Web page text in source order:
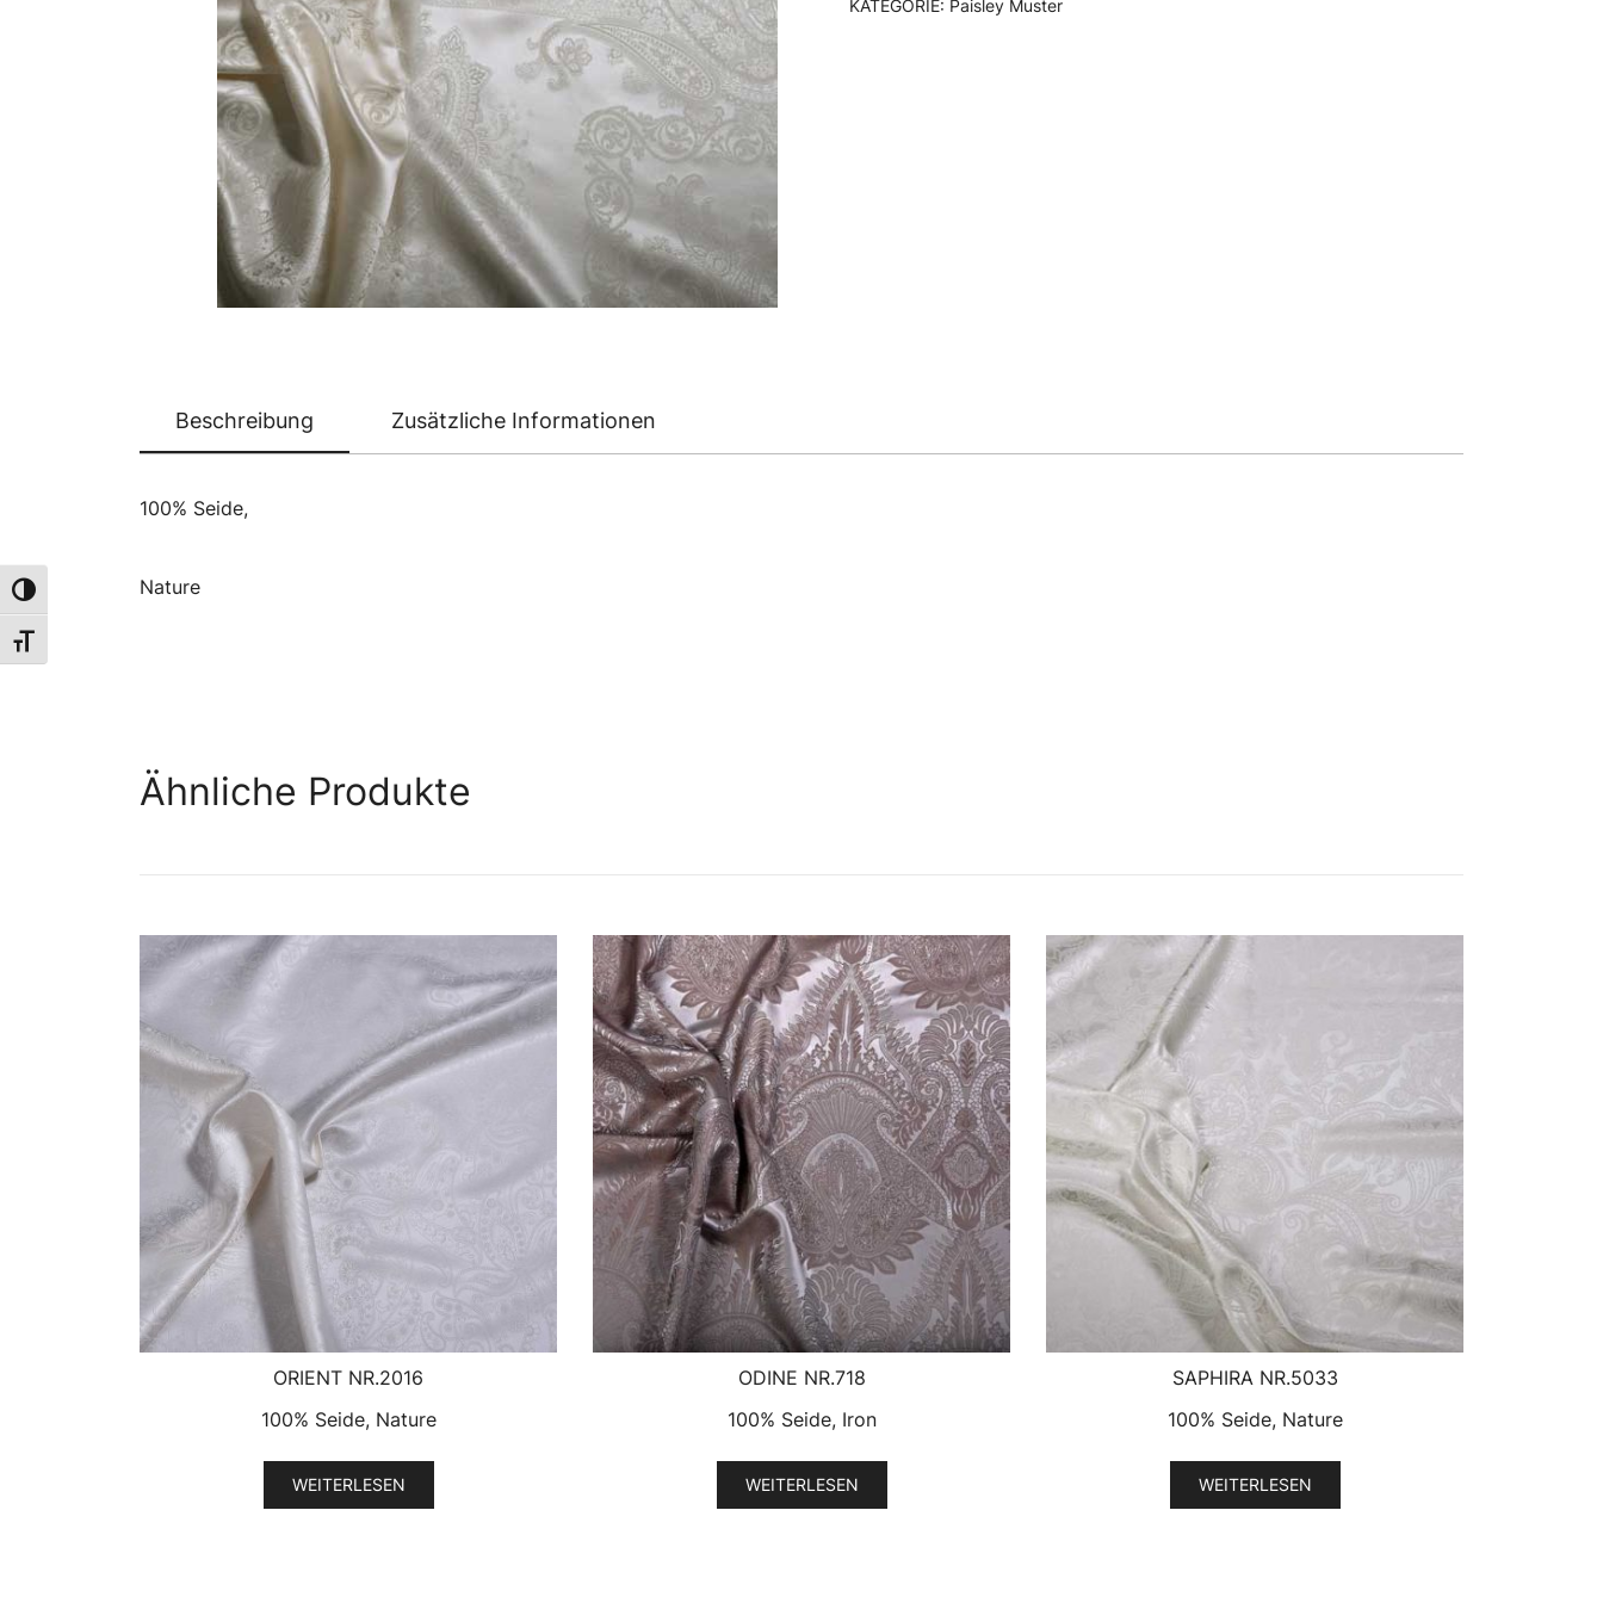
Umschalten auf hohe Kontraste
Schrift vergrößern
KATEGORIE: Paisley Muster
Beschreibung Zusätzliche Informationen
100% Seide,
Nature
Ähnliche Produkte
ORIENT NR.2016
100% Seide, Nature
WEITERLESEN
ODINE NR.718
100% Seide, Iron
WEITERLESEN
SAPHIRA NR.5033
100% Seide, Nature
WEITERLESEN